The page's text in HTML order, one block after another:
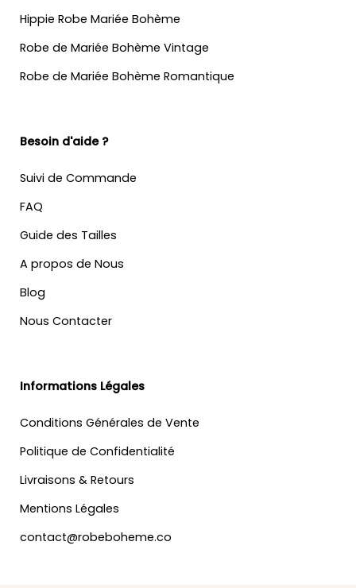
Hippie Robe Mariée Bohème
Robe de Mariée Bohème Vintage
Robe de Mariée Bohème Romantique
Besoin d'aide ?
Suivi de Commande
FAQ
Guide des Tailles
A propos de Nous
Blog
Nous Contacter
Informations Légales
Conditions Générales de Vente
Politique de Confidentialité
Livraisons & Retours
Mentions Légales
contact@robeboheme.co